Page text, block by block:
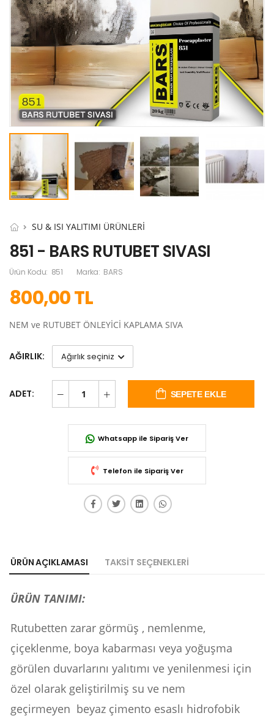
SU & ISI YALITIMI ÜRÜNLERİ
851 - BARS RUTUBET SIVASI
Ürün Kodu: 851 Marka: BARS
800,00 TL
NEM ve RUTUBET ÖNLEYİCİ KAPLAMA SIVA
AĞIRLIK:
ADET: SEPETE EKLE
Whatsapp ile Sipariş Ver
Telefon ile Sipariş Ver
ÜRÜN AÇIKLAMASI TAKSIT SEÇENEKLERI
ÜRÜN TANIMI:
Rutubetten zarar görmüş , nemlenme,
çiçeklenme, boya kabarması veya yoğuşma
görülen duvarlarını yalıtımı ve yenilenmesi için
özel olarak geliştirilmiş su ve nem
geçirmeyen beyaz çimento esaslı hidrofobik